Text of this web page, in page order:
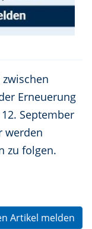
zwischen
Erneuerung
September
werden
zu folgen.
Artikel melden